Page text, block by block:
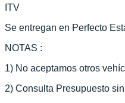
ITV
Se entregan en Perfecto
NOTAS :
1) No aceptamos otros
2) Consulta Presupuesto